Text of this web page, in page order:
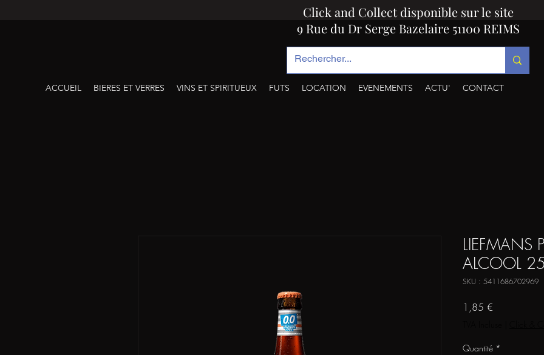
Click and Collect disponible sur le site
9 Rue du Dr Serge Bazelaire 51100 REIMS
ACCUEIL BIERES ET VERRES VINS ET SPIRITUEUX FUTS LOCATION EVENEMENTS ACTU' CONTACT
LIEFMANS
ALCOOL
SKU : 5411686702969
1,85 €
Quantité *